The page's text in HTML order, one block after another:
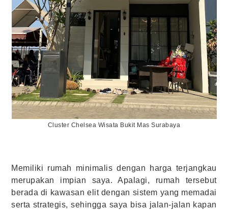
Cluster Chelsea Wisata Bukit Mas Surabaya
Memiliki rumah minimalis dengan harga terjangkau
merupakan impian saya. Apalagi, rumah tersebut
berada di kawasan elit dengan sistem yang memadai
serta strategis, sehingga saya bisa jalan-jalan kapan